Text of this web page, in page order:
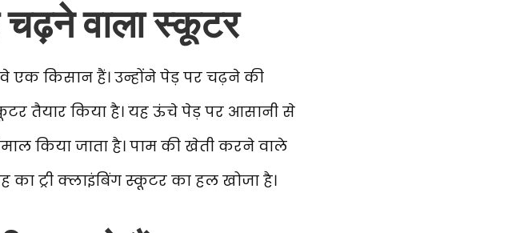
चढ़ने वाला स्कूटर
एक किसान हैं। उन्होंने पेड़ पर चढ़ने की
तैयार किया है। यह ऊंचे पेड़ पर आसानी से
किया जाता है। पाम की खेती करने वाले
ट्री क्लाइंबिंग स्कूटर का हल खोजा है।